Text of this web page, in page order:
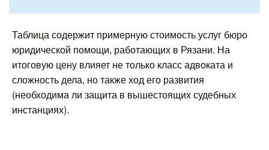
Таблица содержит примерную стоимость услуг бюро
юридической помощи, работающих в Рязани. На
итоговую цену влияет не только класс адвоката и
сложность дела, но также ход его развития
(необходима ли защита в вышестоящих судебных
инстанциях).